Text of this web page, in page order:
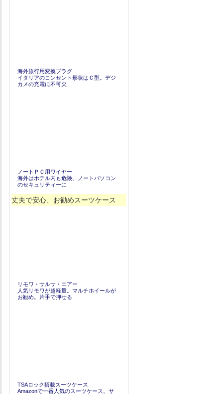
海外旅行用変換プラグ
イタリアのコンセント形状はＣ型。デジ
カメの充電に不可欠
ノートＰＣ用ワイヤー
海外はホテル内も危険。ノートパソコン
のセキュリティーに
丈夫で安心、お勧めスーツケース
リモワ・サルサ・エアー
人気リモワが超軽量。マルチホイールが
お勧め。片手で押せる
TSAロック搭載スーツケース
Amazonで一番人気のスーツケース。サ